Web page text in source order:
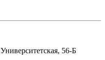
56-Б